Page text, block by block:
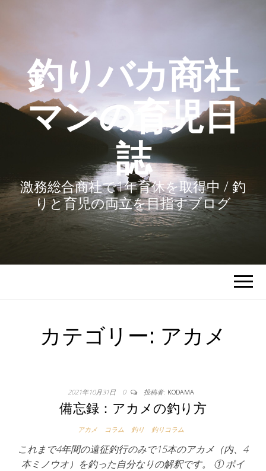
釣りバカ商社
マンの育児日
誌
激務総合商社で1年育休を取得中 / 釣
りと育児の両立を目指すブログ
カテゴリー: アカメ
2021年10月31日 0 投稿者: KODAMA
備忘録：アカメの釣り方
アカメ コラム 釣り 釣りコラム
これまで4年間の遠征釣行のみで15本のアカメ（内、4
本ミノウオ）を釣った自分なりの解釈です。 ① ポイ